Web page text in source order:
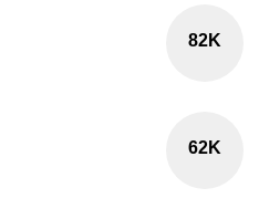
82K
62K